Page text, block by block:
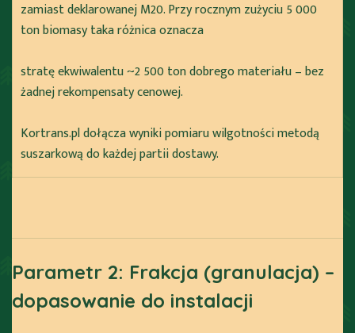
zamiast deklarowanej M20. Przy rocznym zużyciu 5 000
ton biomasy taka różnica oznacza
stratę ekwiwalentu ~2 500 ton dobrego materiału – bez
żadnej rekompensaty cenowej.
Kortrans.pl dołącza wyniki pomiaru wilgotności metodą
suszarkową do każdej partii dostawy.
Parametr 2: Frakcja (granulacja) –
dopasowanie do instalacji